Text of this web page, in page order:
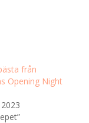
från
Opening Night